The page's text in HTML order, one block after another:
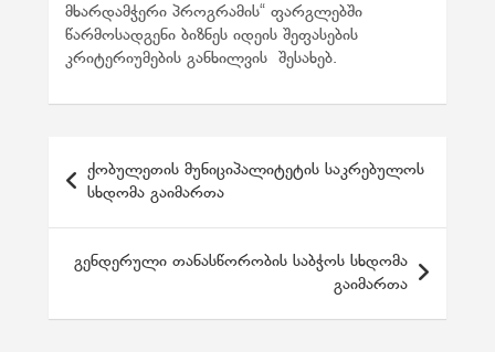
მხარდამჭერი პროგრამის“ ფარგლებში
წარმოსადგენი ბიზნეს იდეის შეფასების
კრიტერიუმების განხილვის შესახებ.
ო
ს
ს
ქობულეთის მუნიციპალიტეტის საკრებულოს
სხდომა გაიმართა
გენდერული თანასწორობის საბჭოს სხდომა
გაიმართა